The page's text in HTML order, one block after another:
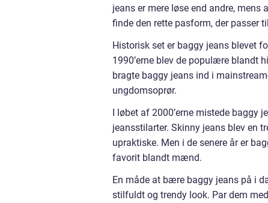
jeans er mere løse end andre,
finde den rette pasform, der passer
Historisk set er baggy jeans blevet
1990’erne blev de populære blandt
bragte baggy jeans ind i
ungdomsoprør.
I løbet af 2000’erne mistede baggy
jeansstilarter. Skinny jeans blev en
upraktiske. Men i de senere år er
favorit blandt mænd.
En måde at bære baggy jeans på i
stilfuldt og trendy look. Par dem